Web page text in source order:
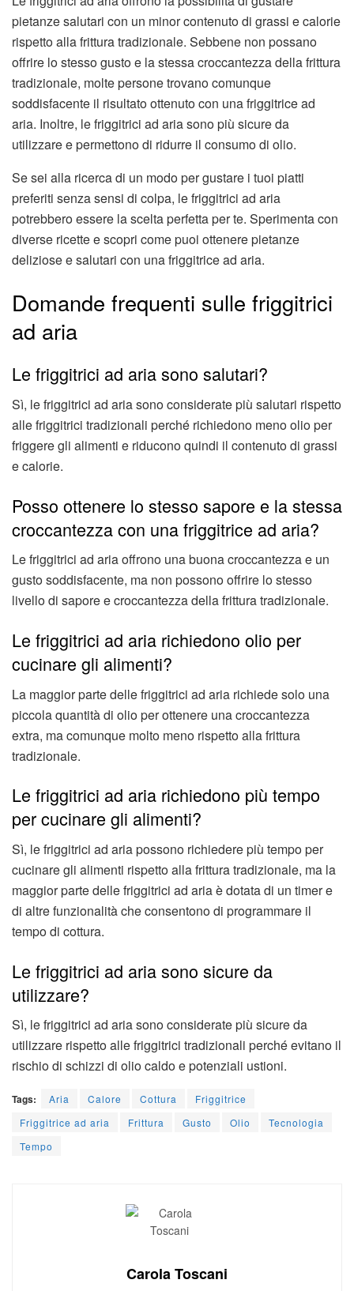
pietanze salutari con un minor contenuto di grassi e calorie
rispetto alla frittura tradizionale. Sebbene non possano
offrire lo stesso gusto e la stessa croccantezza della frittura
tradizionale, molte persone trovano comunque
soddisfacente il risultato ottenuto con una friggitrice ad
aria. Inoltre, le friggitrici ad aria sono più sicure da
utilizzare e permettono di ridurre il consumo di olio.
Se sei alla ricerca di un modo per gustare i tuoi piatti
preferiti senza sensi di colpa, le friggitrici ad aria
potrebbero essere la scelta perfetta per te. Sperimenta con
diverse ricette e scopri come puoi ottenere pietanze
deliziose e salutari con una friggitrice ad aria.
Domande frequenti sulle friggitrici
ad aria
Le friggitrici ad aria sono salutari?
Sì, le friggitrici ad aria sono considerate più salutari rispetto
alle friggitrici tradizionali perché richiedono meno olio per
friggere gli alimenti e riducono quindi il contenuto di grassi
e calorie.
Posso ottenere lo stesso sapore e la stessa
croccantezza con una friggitrice ad aria?
Le friggitrici ad aria offrono una buona croccantezza e un
gusto soddisfacente, ma non possono offrire lo stesso
livello di sapore e croccantezza della frittura tradizionale.
Le friggitrici ad aria richiedono olio per
cucinare gli alimenti?
La maggior parte delle friggitrici ad aria richiede solo una
piccola quantità di olio per ottenere una croccantezza
extra, ma comunque molto meno rispetto alla frittura
tradizionale.
Le friggitrici ad aria richiedono più tempo
per cucinare gli alimenti?
Sì, le friggitrici ad aria possono richiedere più tempo per
cucinare gli alimenti rispetto alla frittura tradizionale, ma la
maggior parte delle friggitrici ad aria è dotata di un timer e
di altre funzionalità che consentono di programmare il
tempo di cottura.
Le friggitrici ad aria sono sicure da
utilizzare?
Sì, le friggitrici ad aria sono considerate più sicure da
utilizzare rispetto alle friggitrici tradizionali perché evitano il
rischio di schizzi di olio caldo e potenziali ustioni.
Tags: Aria Calore Cottura
Friggitrice
Friggitrice ad aria
Frittura Gusto Olio
Tecnologia
Tempo
Carola Toscani